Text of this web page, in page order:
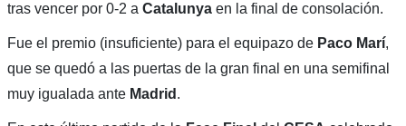
tras vencer por 0-2 a Catalunyaen la final de consolación.
Fue el premio (insuficiente) para el equipazo dePaco Marí,
que se quedó a las puertas de la gran final en una semifinal
muy igualada ante Madrid .